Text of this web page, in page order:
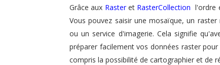
Grâce aux Rasteret RasterCollection l'ordre
Vous pouvez saisir une mosaïque, un
ou un service d'imagerie. Cela signifie
préparer facilement vos données raster
compris la possibilité de cartographier et de